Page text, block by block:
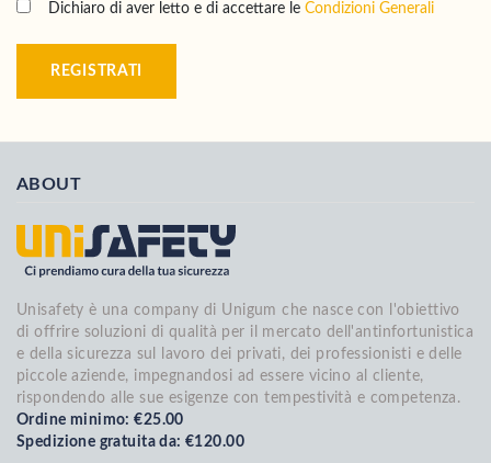
Dichiaro di aver letto e di accettare le Condizioni Generali
REGISTRATI
ABOUT
Unisafety è una company di Unigum che nasce con l'obiettivo
di offrire soluzioni di qualità per il mercato dell'antinfortunistica
e della sicurezza sul lavoro dei privati, dei professionisti e delle
piccole aziende, impegnandosi ad essere vicino al cliente,
rispondendo alle sue esigenze con tempestività e competenza.
Ordine minimo: €25.00
Spedizione gratuita da: €120.00